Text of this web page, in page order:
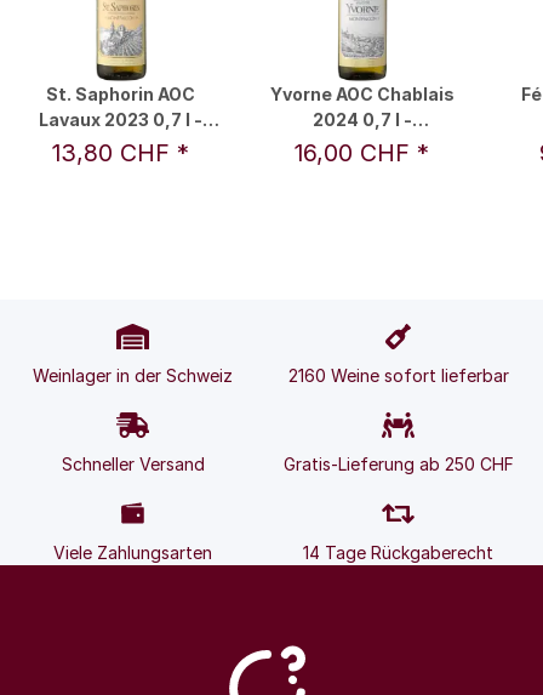
St. Saphorin AOC
Lavaux 2023 0,7 l -
Montfalcon
13,80 CHF *
Yvorne AOC Chablais
2024 0,7 l -
Montfalcon
16,00 CHF *
Weinlager in der Schweiz 2160 Weine sofort lieferbar
Schneller Versand Gratis-Lieferung ab 250 CHF
Viele Zahlungsarten 14 Tage Rückgaberecht